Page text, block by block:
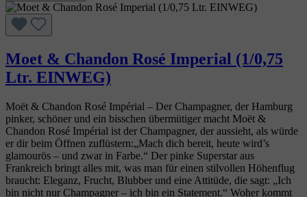
Moet & Chandon Rosé Imperial (1/0,75
Ltr. EINWEG)
Moët & Chandon Rosé Impérial – Der Champagner, der Hamburg
pinker, schöner und ein bisschen übermütiger macht Moët &
Chandon Rosé Impérial ist der Champagner, der aussieht, als würde
er dir beim Öffnen zuflüstern:„Mach dich bereit, heute wird’s
glamourös – und zwar in Farbe.“ Der pinke Superstar aus
Frankreich bringt alles mit, was man für einen stilvollen Höhenflug
braucht: Eleganz, Frucht, Blubber und eine Attitüde, die sagt: „Ich
bin nicht nur Champagner – ich bin ein Statement.“ Woher kommt